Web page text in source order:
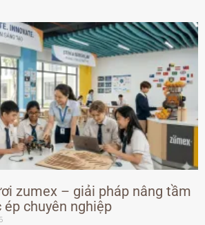
zumex – giải pháp nâng tầm
chuyên nghiệp